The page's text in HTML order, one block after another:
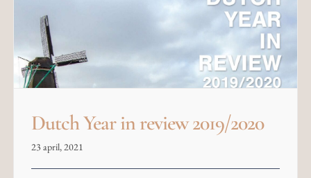
Dutch Year in review 2019/2020
23 april, 2021